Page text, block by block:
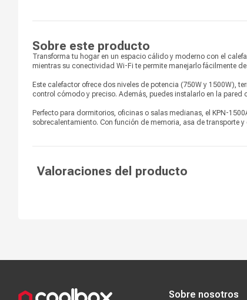
Nivel de ruido
Color Blanco
Voltaje 220-240
Sobre este producto
Transforma tu hogar en un espacio cálido y moderno con el
mientras su conectividad Wi-Fi te permite manejarlo fácilmente
Este calefactor ofrece dos niveles de potencia (750W y 1500W),
control cómodo y preciso. Además, puedes instalarlo en la pared
Perfecto para dormitorios, oficinas o salas medianas, el KPN-
sobrecalentamiento. Con función de memoria, asa de transporte
Valoraciones del producto
Sobre nosotros